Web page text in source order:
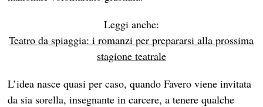
Leggi anche:
Teatro da spiaggia: i romanzi per prepararsi alla prossima
stagione teatrale
L’idea nasce quasi per caso, quando Favero viene invitata
da sia sorella, insegnante in carcere, a tenere qualche